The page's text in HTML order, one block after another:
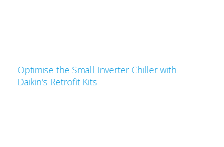
Optimise the Small Inverter Chiller with
Daikin's Retrofit Kits